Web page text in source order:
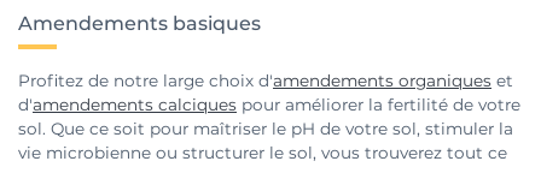
Amendements basiques
Profitez de notre large choix d'amendements organiques et
d'amendements calciques pour améliorer la fertilité de votre
sol. Que ce soit pour maîtriser le pH de votre sol, stimuler la
vie microbienne ou structurer le sol, vous trouverez tout ce